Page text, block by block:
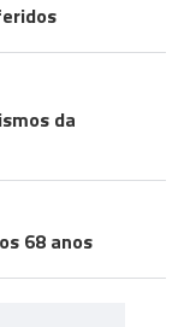
da
68 anos